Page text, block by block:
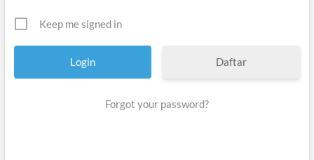
Keep me signed in
Daftar
Forgot your password?